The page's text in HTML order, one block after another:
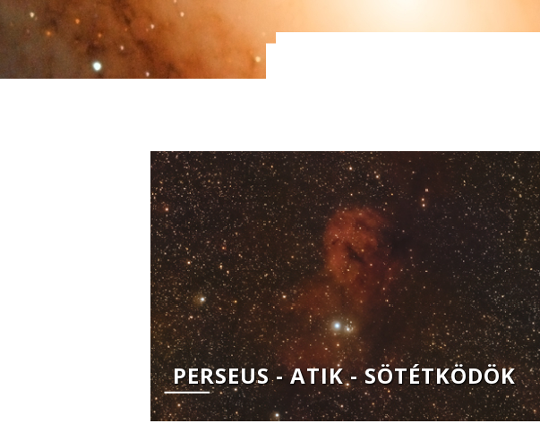
PERSEUS - ATIK - SÖTÉTKÖDÖK